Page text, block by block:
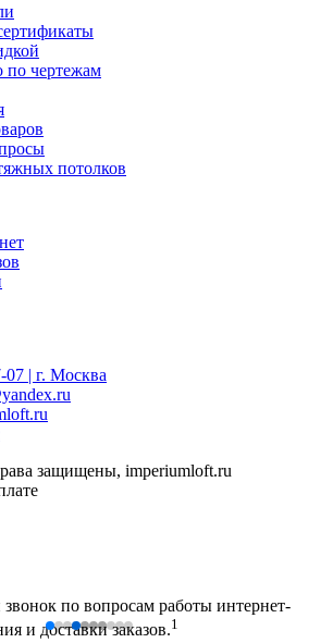
по чертежам
потолков
07 | г. Москва
защищены, imperiumloft.ru
по вопросам работы интернет-
и доставки заказов.1